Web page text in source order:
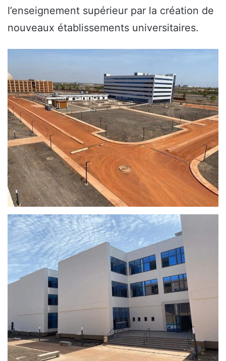
l’enseignement supérieur par la création de
nouveaux établissements universitaires.